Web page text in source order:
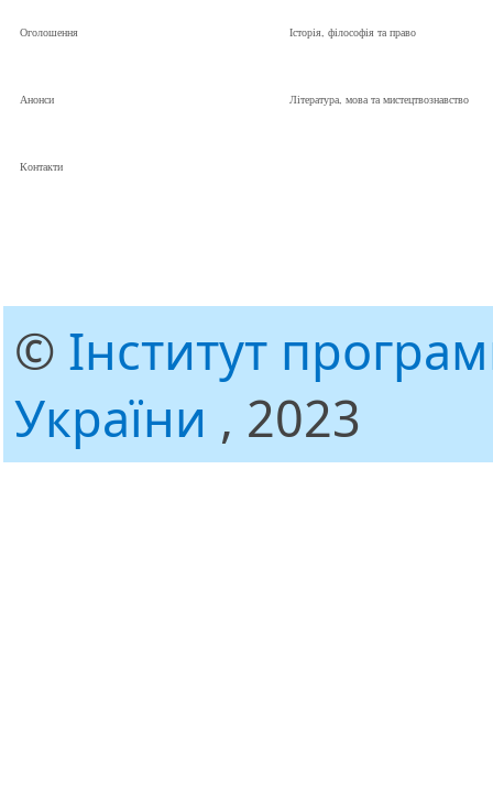
Оголошення
Анонси
Контакти
Історія, філософія та право
Література, мова та мистецтвознавство
© Інститут
України , 2023